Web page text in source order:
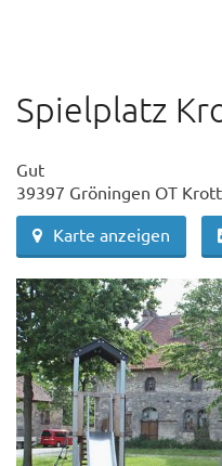
Spielplatz
Gut
39397 Gröningen OT
Karte anzeigen